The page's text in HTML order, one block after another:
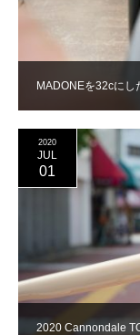
MADONEを32cにし
2020 Cannondale
2020
JUL
01